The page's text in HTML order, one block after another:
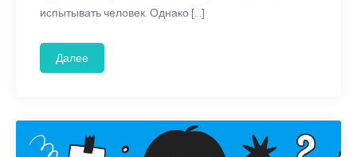
испытывать человек. Однако […]
Далее